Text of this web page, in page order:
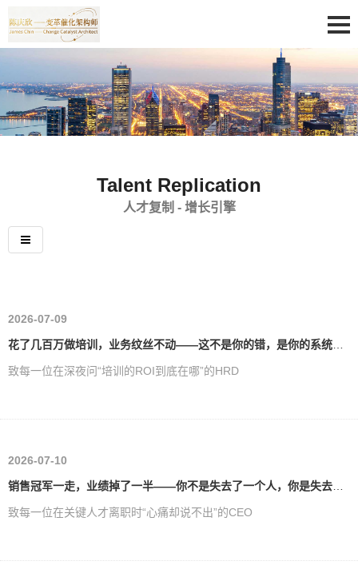
Talent Replication
人才复制 - 增长引擎
2026-07-09
致每一位在深夜问“培训的ROI到底在哪”的HRD
2026-07-10
致每一位在关键人才离职时“心痛却说不出”的CEO